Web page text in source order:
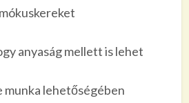
anyaság mellett is lehet
munka lehetőségében